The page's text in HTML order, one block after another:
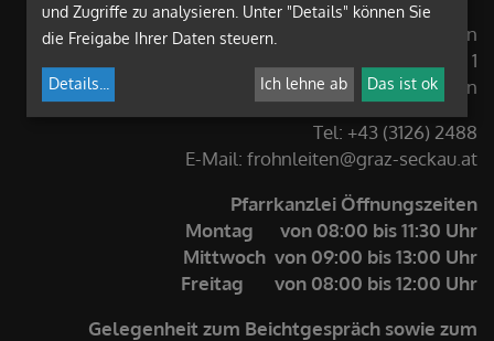
Pfarre Frohnleiten
Hauptplatz 1
8130 Frohnleiten
Tel: +43 (3126) 2488
E-Mail: frohnleiten@graz-seckau.at
Pfarrkanzlei Öffnungszeiten
Montag von 08:00 bis 11:30 Uhr
Mittwoch von 09:00 bis 13:00 Uhr
Freitag von 08:00 bis 12:00 Uhr
Gelegenheit zum Beichtgespräch sowie zum
und Zugriffe zu analysieren. Unter "Details" können Sie
die Freigabe Ihrer Daten steuern.
Details Ich lehne ab Das ist ok